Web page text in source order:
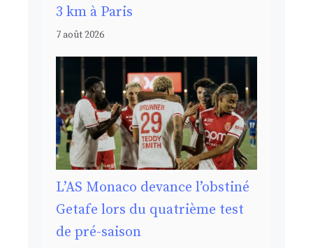
3 km à Paris
7 août 2026
L’AS Monaco devance l’obstiné
Getafe lors du quatrième test
de pré-saison